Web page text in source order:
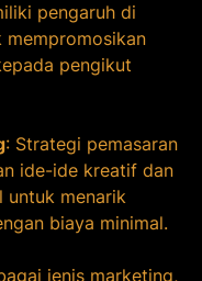
pengaruh di
mempromosikan
pengikut
: Strategi pemasaran
ide-ide kreatif dan
untuk menarik
biaya minimal.
jenis marketing,